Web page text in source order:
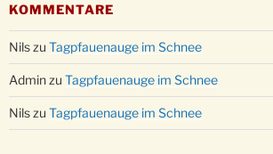
24.12.
18:00
24.12.
KOMMENTARE
Nilszu Tagpfauenauge im Schnee
Adminzu Tagpfauenauge im Schnee
Nilszu Tagpfauenauge im Schnee